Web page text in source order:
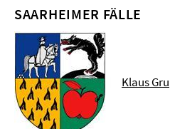
SAARHEIMER FÄLLE
Klaus